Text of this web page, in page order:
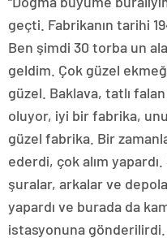
geçti. Fabrikanın tarihi
Ben şimdi 30 torba un
geldim. Çok güzel
güzel. Baklava, tatlı
oluyor, iyi bir fabrika,
güzel fabrika. Bir
ederdi, çok alım
şuralar, arkalar ve
yapardı ve burada da
istasyonuna